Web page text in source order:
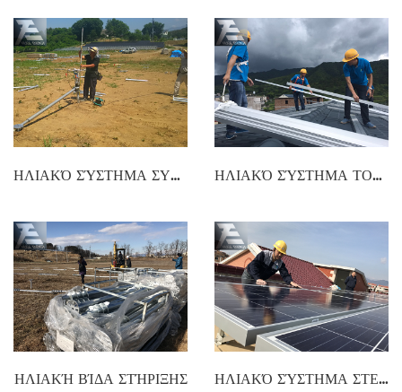
ΗΛΙΑΚΌ ΣΎΣΤΗΜΑ ΣΥΝΑΡΜΟΛΌΓΗΣΗΣ ΗΛΙΑΚΌ ΣΎΣΤΗΜΑ ΤΟΠΟΘΈΤΗΣΗΣ ΣΤΕΓΏΝ ΠΛΑΚΙΔΊΩΝ
ΗΛΙΑΚΉ ΒΊΔΑ ΣΤΉΡΙΞΗΣ ΗΛΙΑΚΌ ΣΎΣΤΗΜΑ ΣΤΕΡΈΩΣΗΣ